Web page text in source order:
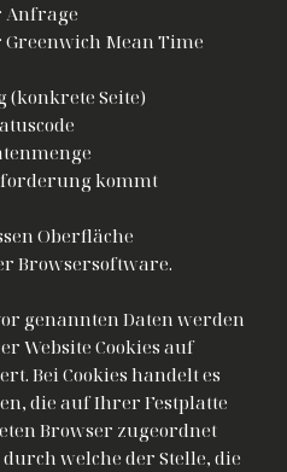
Anfrage
Mean Time
Seite)
kommt
Oberfläche
Browsersoftware.
genannten Daten werden
Website Cookies auf
Bei Cookies handelt es
die auf Ihrer Festplatte
Browser zugeordnet
welche der Stelle, die